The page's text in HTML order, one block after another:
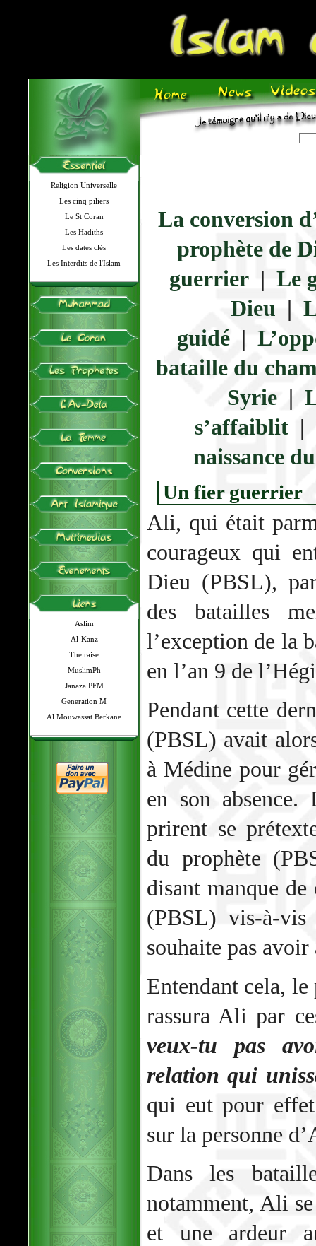
Religion Universelle
Les cinq piliers
Le St Coran
Les Hadiths
Les dates clés
Les Interdits de l'Islam
Aslim
Al-Kanz
The raise
MuslimPh
Janaza PFM
Generation M
Al Mouwassat Berkane
La conversion
prophète de
guerrier| Le
Dieu |
guidé |
bataille du
Syrie |
s’affaiblit|
naissance
Un fier guerrier
Ali, qui était
courageux qui
Dieu (PBSL),
des batailles
l’exception de la
en l’an 9 de
Pendant cette
(PBSL) avait
à Médine pour
en son absence.
prirent se
du prophète
disant manque
(PBSL) vis-à-
souhaite pas avoir
Entendant cela,
rassura Ali par
veux-tu pas
relation qui
qui eut pour
sur la personne
Dans les
notamment, Ali
et une ardeur